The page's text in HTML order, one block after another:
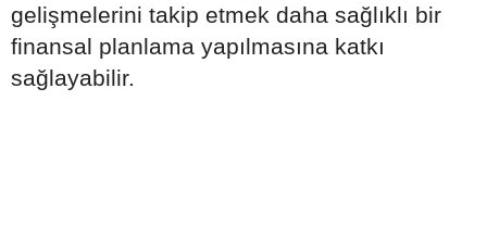
gelişmelerini takip etmek daha sağlıklı bir
finansal planlama yapılmasına katkı
sağlayabilir.